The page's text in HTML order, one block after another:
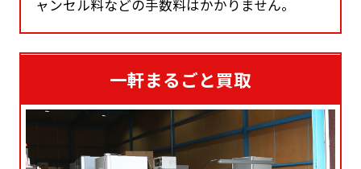
ャンセル料などの手数料はかかりません。
一軒まるごと買取